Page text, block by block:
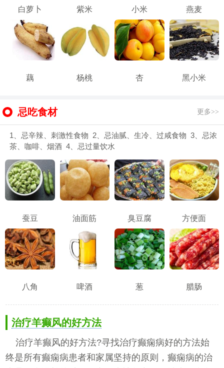
白萝卜 紫米 小米 燕麦
藕 杨桃 杏 黑小米
忌吃食材 更多>>
1、忌辛辣、刺激性食物 2、忌油腻、生冷、过咸食物 3、忌浓
茶、咖啡、烟酒 4、忌过量饮水
蚕豆 油面筋 臭豆腐 方便面
八角 啤酒 葱 腊肠
治疗羊癫风的好方法
治疗羊癫风的好方法?寻找治疗癫痫病好的方法始
终是所有癫痫病患者和家属坚持的原则，癫痫病的治